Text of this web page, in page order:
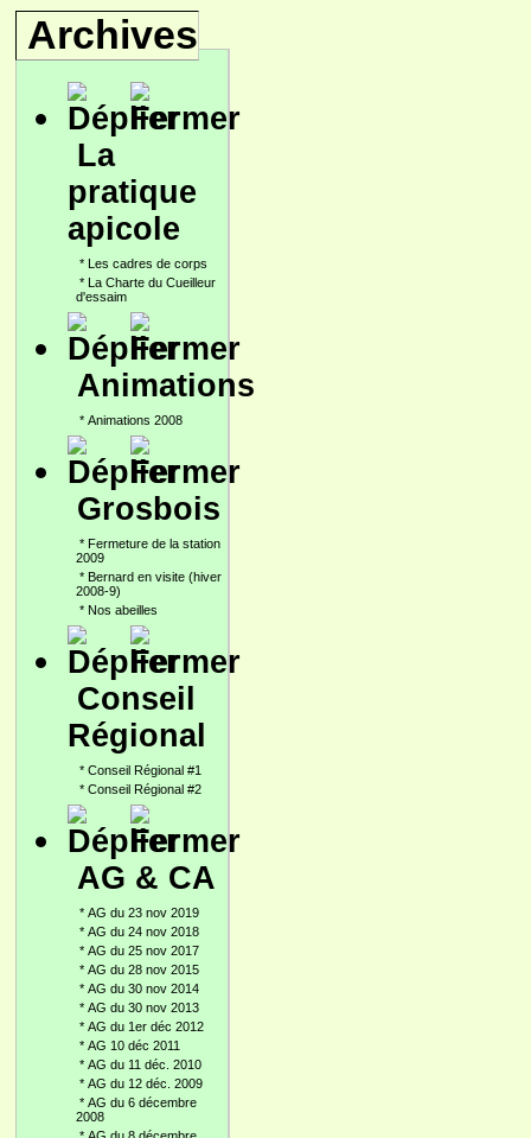
Archives
La
pratique
apicole
* Les cadres de corps
* La Charte du Cueilleur
d'essaim
Animations
* Animations 2008
Grosbois
* Fermeture de la station
2009
* Bernard en visite (hiver
2008-9)
* Nos abeilles
Conseil
Régional
* Conseil Régional #1
* Conseil Régional #2
AG & CA
* AG du 23 nov 2019
* AG du 24 nov 2018
* AG du 25 nov 2017
* AG du 28 nov 2015
* AG du 30 nov 2014
* AG du 30 nov 2013
* AG du 1er déc 2012
* AG 10 déc 2011
* AG du 11 déc. 2010
* AG du 12 déc. 2009
* AG du 6 décembre
2008